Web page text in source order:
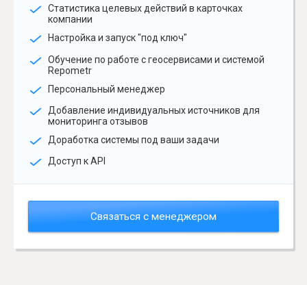
Статистика целевых действий в карточках
компании
Настройка и запуск "под ключ"
Обучение по работе с геосервисами и системой
Repometr
Персональный менеджер
Добавление индивидуальных источников для
мониторинга отзывов
Доработка системы под ваши задачи
Доступ к API
Связаться с менеджером